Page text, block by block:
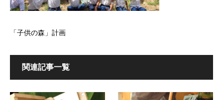
「子供の森」計画
関連記事一覧